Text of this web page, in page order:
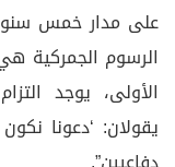
الرسوم الجمركية
الأولى، يوجد
يقولان: ‘دعونا